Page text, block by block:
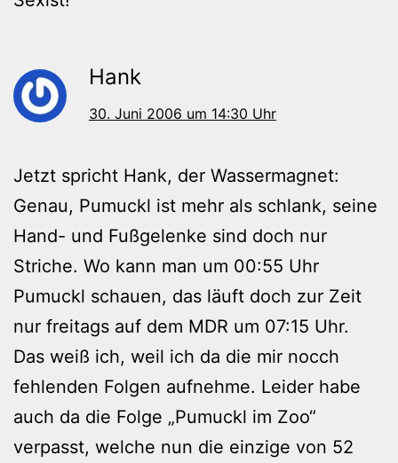
Hank
30. Juni 2006 um 14:30 Uhr
Jetzt spricht Hank, der Wassermagnet:
Genau, Pumuckl ist mehr als schlank, seine
Hand- und Fußgelenke sind doch nur
Striche. Wo kann man um 00:55 Uhr
Pumuckl schauen, das läuft doch zur Zeit
nur freitags auf dem MDR um 07:15 Uhr.
Das weiß ich, weil ich da die mir nocch
fehlenden Folgen aufnehme. Leider habe
auch da die Folge „Pumuckl im Zoo“
verpasst, welche nun die einzige von 52